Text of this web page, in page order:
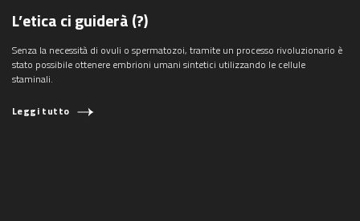
L’etica ci guiderà (?)
Senza la necessità di ovuli o spermatozoi, tramite un processo rivoluzionario è
stato possibile ottenere embrioni umani sintetici utilizzando le cellule
staminali.
Leggi tutto